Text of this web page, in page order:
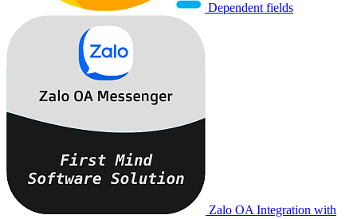
Dependent fields
Zalo OA Integration with